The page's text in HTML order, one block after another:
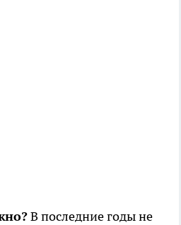
В последние годы не